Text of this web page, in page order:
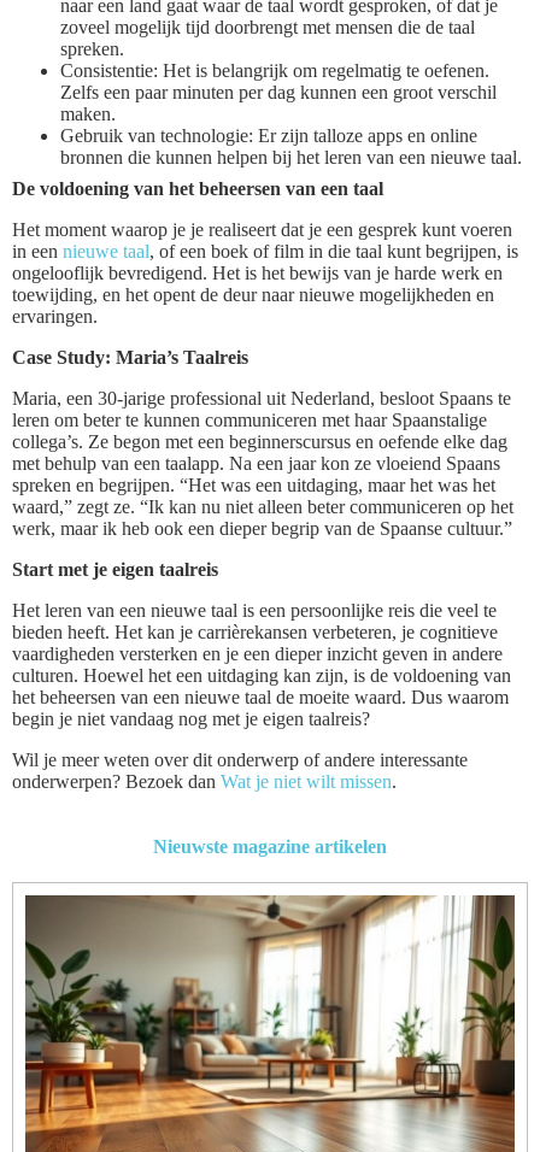
naar een land gaat waar de taal wordt gesproken, of dat je
zoveel mogelijk tijd doorbrengt met mensen die de taal
spreken.
Consistentie: Het is belangrijk om regelmatig te oefenen.
Zelfs een paar minuten per dag kunnen een groot verschil
maken.
Gebruik van technologie: Er zijn talloze apps en online
bronnen die kunnen helpen bij het leren van een nieuwe taal.
De voldoening van het beheersen van een taal
Het moment waarop je je realiseert dat je een gesprek kunt voeren
in een nieuwe taal, of een boek of film in die taal kunt begrijpen, is
ongelooflijk bevredigend. Het is het bewijs van je harde werk en
toewijding, en het opent de deur naar nieuwe mogelijkheden en
ervaringen.
Case Study: Maria’s Taalreis
Maria, een 30-jarige professional uit Nederland, besloot Spaans te
leren om beter te kunnen communiceren met haar Spaanstalige
collega’s. Ze begon met een beginnerscursus en oefende elke dag
met behulp van een taalapp. Na een jaar kon ze vloeiend Spaans
spreken en begrijpen. “Het was een uitdaging, maar het was het
waard,” zegt ze. “Ik kan nu niet alleen beter communiceren op het
werk, maar ik heb ook een dieper begrip van de Spaanse cultuur.”
Start met je eigen taalreis
Het leren van een nieuwe taal is een persoonlijke reis die veel te
bieden heeft. Het kan je carrièrekansen verbeteren, je cognitieve
vaardigheden versterken en je een dieper inzicht geven in andere
culturen. Hoewel het een uitdaging kan zijn, is de voldoening van
het beheersen van een nieuwe taal de moeite waard. Dus waarom
begin je niet vandaag nog met je eigen taalreis?
Wil je meer weten over dit onderwerp of andere interessante
onderwerpen? Bezoek dan Wat je niet wilt missen.
Nieuwste magazine artikelen